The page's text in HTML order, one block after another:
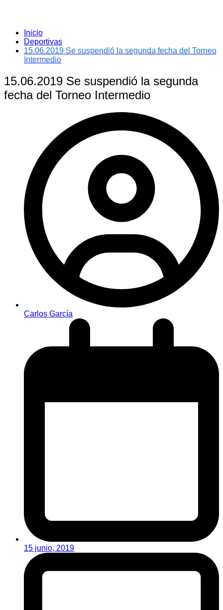
Inicio
Deportivas
15.06.2019 Se suspendió la segunda fecha del Torneo
Intermedio
15.06.2019 Se suspendió la segunda
fecha del Torneo Intermedio
Carlos García
15 junio, 2019